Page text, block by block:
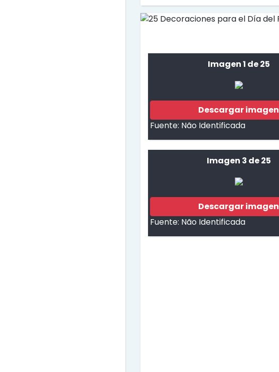
Imagen 1 de 25
Descargar imagen
Fuente: Não Identificada
Imagen 3 de 25
Descargar imagen
Fuente: Não Identificada